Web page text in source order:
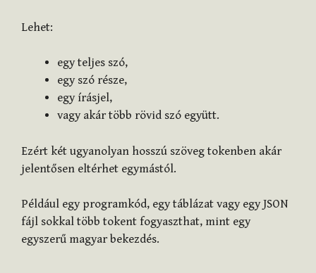
Lehet:
egy teljes szó,
egy szó része,
egy írásjel,
vagy akár több rövid szó együtt.
Ezért két ugyanolyan hosszú szöveg tokenben akár
jelentősen eltérhet egymástól.
Például egy programkód, egy táblázat vagy egy JSON
fájl sokkal több tokent fogyaszthat, mint egy
egyszerű magyar bekezdés.